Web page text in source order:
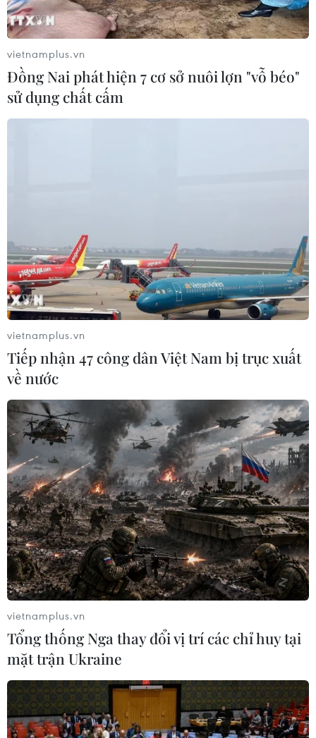
hưởng lợi những gì?
Điểm mới đáng chú ý là mở rộng
mức hưởng đối với người tham
gia bảo hiểm y tế tự đi khám
chữa bệnh ngoại trú trong một số
trường hợp. Quy định này góp
#Thành phố Hồ Chí Minh #Xã phường
#Bảo hiểm y tế
Tp. Hồ Chí Minh
Theo dõi VietnamPlus
TIN LIÊN QUAN
vietnamplus.vn
Đồng Nai phát hiện 7 cơ sở nuôi lợn "vỗ béo"
sử dụng chất cấm
vietnamplus.vn
Tiếp nhận 47 công dân Việt Nam bị trục xuất
về nước
vietnamplus.vn
Tổng thống Nga thay đổi vị trí các chỉ huy tại
mặt trận Ukraine